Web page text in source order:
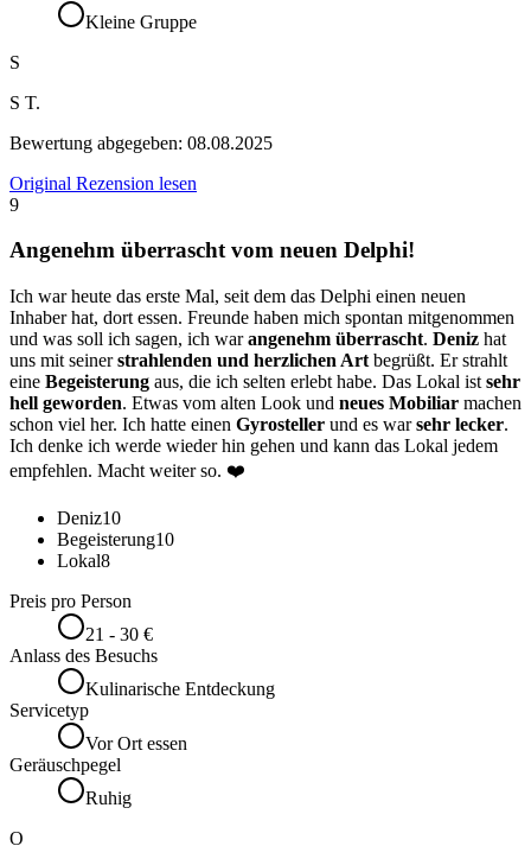
Kleine Gruppe
S
S T.
Bewertung abgegeben: 08.08.2025
Original Rezension lesen
9
Angenehm überrascht vom neuen Delphi!
Ich war heute das erste Mal, seit dem das Delphi einen neuen
Inhaber hat, dort essen. Freunde haben mich spontan mitgenommen
und was soll ich sagen, ich warangenehm überrascht. Deniz hat
uns mit seinerstrahlenden und herzlichen Art begrüßt. Er strahlt
eine Begeisterung aus, die ich selten erlebt habe. Das Lokal ist sehr
hell geworden. Etwas vom alten Look und neues Mobiliar machen
schon viel her. Ich hatte einen Gyrosteller und es warsehr lecker.
Ich denke ich werde wieder hin gehen und kann das Lokal jedem
empfehlen. Macht weiter so. ❤️
Deniz10
Begeisterung10
Lokal8
Preis pro Person
21 - 30 €
Anlass des Besuchs
Kulinarische Entdeckung
Servicetyp
Vor Ort essen
Geräuschpegel
Ruhig
O